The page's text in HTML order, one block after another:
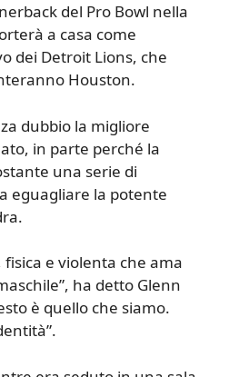
del Pro Bowl nella
a casa come
dei Detroit Lions, che
Houston.
dubbio la migliore
in parte perché la
una serie di
eguagliare la potente
fisica e violenta che ama
ha detto Glenn
è quello che siamo.